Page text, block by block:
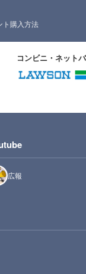
ト購入方法
コンビニ・ネット
広報